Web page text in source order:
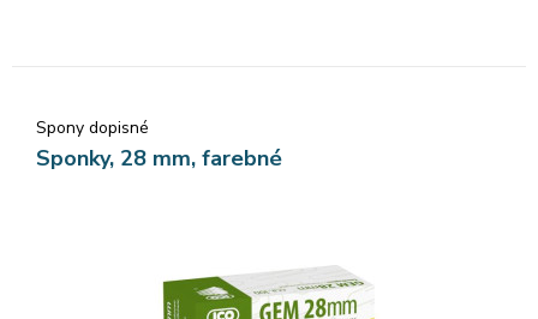
Spony dopisné
Sponky, 28 mm, farebné